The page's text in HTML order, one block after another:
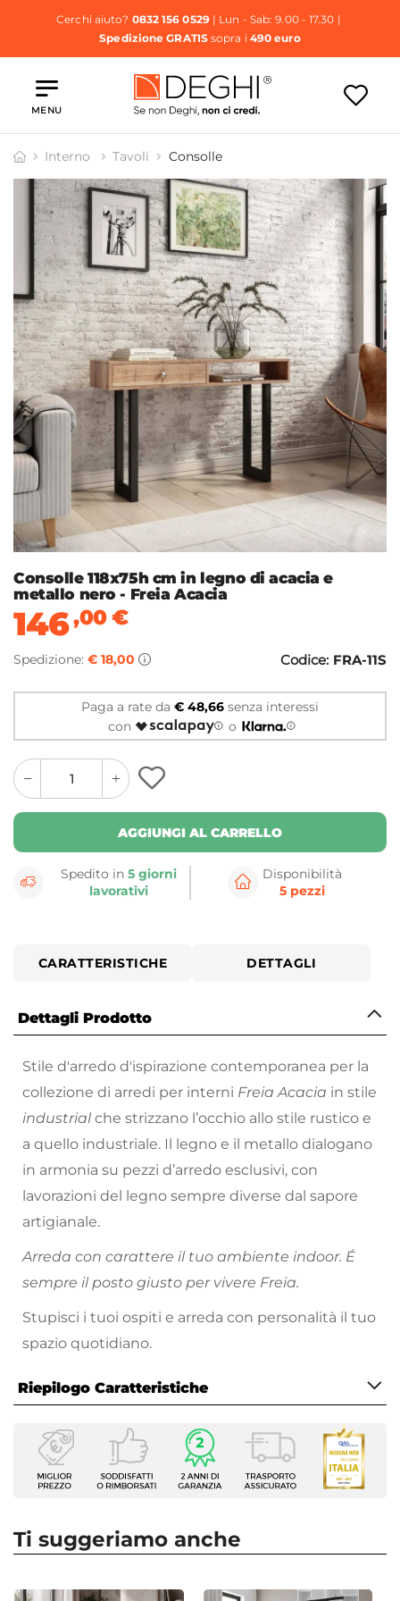
Cerchi aiuto? 0832 156 0529| Lun - Sab: 9.00 - 17.30 |
Spedizione GRATISsopra i 490 euro
MENU
Interno Tavoli Consolle
Consolle 118x75h cm in legno di acacia e
metallo nero - Freia Acacia
146,00€
Spedizione: € 18,00 Codice: FRA-11S
Paga a rate da € 48,66 senza interessi
con
o
quantity
button
quantity
minus
button
AGGIUNGI AL CARRELLO
Spedito in5 giorni
lavorativi
Disponibilità
5 pezzi
CARATTERISTICHE DETTAGLI
Dettagli Prodotto
Stile d'arredo d'ispirazione contemporanea per la
collezione di arredi per interni Freia Acacia in stile
industrial che strizzano l’occhio allo stile rustico e
a quello industriale. Il legno e il metallo dialogano
in armonia su pezzi d’arredo esclusivi, con
lavorazioni del legno sempre diverse dal sapore
artigianale.
Arreda con carattere il tuo ambiente indoor. É
sempre il posto giusto per vivere Freia.
Stupisci i tuoi ospiti e arreda con personalità il tuo
spazio quotidiano.
Riepilogo Caratteristiche
Caratteristiche
Serie
Freia Acacia
Forma
Ti suggeriamo anche